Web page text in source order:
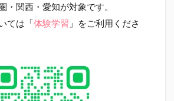
・関西・愛知が対象です。
ては「 体験学習 」をご利用くださ